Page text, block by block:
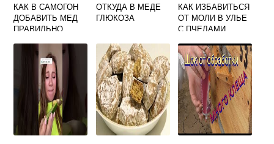
КАК В САМОГОН
ДОБАВИТЬ МЕД
ПРАВИЛЬНО
ОТКУДА В МЕДЕ
ГЛЮКОЗА
КАК ИЗБАВИТЬСЯ
ОТ МОЛИ В УЛЬЕ
С ПЧЕЛАМИ